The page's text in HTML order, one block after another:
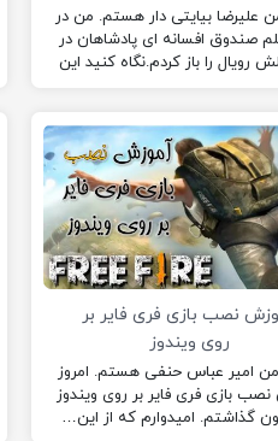
علیرضا بیایتی دار هستم. من در
صندوق افسانه ای پادشاهان در
رویال را باز کردم.نگاه کنید این
نصب بازی فری فایر بر
روی ویندوز
امیر عباس حنفی هستم. امروز
بازی فری فایر بر روی ویندوز
گذاشتم. امیدوارم که از این…